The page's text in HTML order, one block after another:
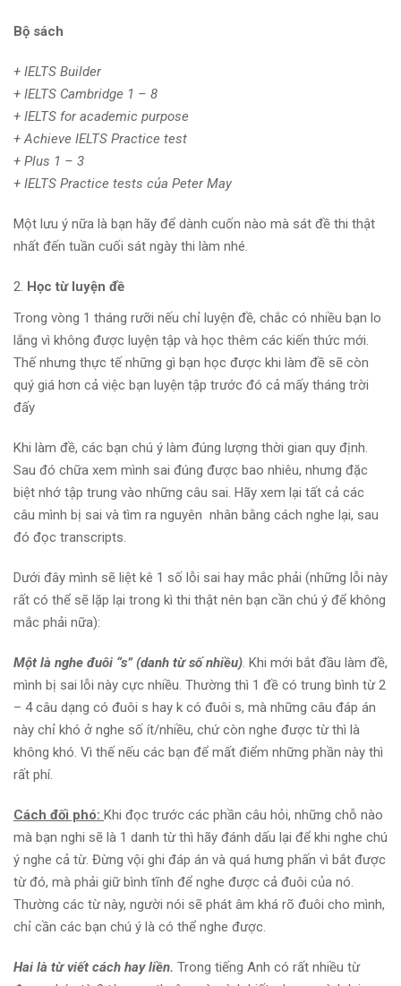
Bộ sách
+ IELTS Builder
+ IELTS Cambridge 1 – 8
+ IELTS for academic purpose
+ Achieve IELTS Practice test
+ Plus 1 – 3
+ IELTS Practice tests của Peter May
Một lưu ý nữa là bạn hãy để dành cuốn nào mà sát đề thi thật
nhất đến tuần cuối sát ngày thi làm nhé.
Học từ luyện đề
Trong vòng 1 tháng rưỡi nếu chỉ luyện đề, chắc có nhiều bạn lo
lắng vì không được luyện tập và học thêm các kiến thức mới.
Thế nhưng thực tế những gì bạn học được khi làm đề sẽ còn
quý giá hơn cả việc bạn luyện tập trước đó cả mấy tháng trời
đấy
Khi làm đề, các bạn chú ý làm đúng lượng thời gian quy định.
Sau đó chữa xem mình sai đúng được bao nhiêu, nhưng đặc
biệt nhớ tập trung vào những câu sai. Hãy xem lại tất cả các
câu mình bị sai và tìm ra nguyên nhân bằng cách nghe lại, sau
đó đọc transcripts.
Dưới đây mình sẽ liệt kê 1 số lỗi sai hay mắc phải (những lỗi này
rất có thể sẽ lặp lại trong kì thi thật nên bạn cần chú ý để không
mắc phải nữa):
Một là nghe đuôi “s” (danh từ số nhiều) . Khi mới bắt đầu làm đề,
mình bị sai lỗi này cực nhiều. Thường thì 1 đề có trung bình từ 2
– 4 câu dạng có đuôi s hay k có đuôi s, mà những câu đáp án
này chỉ khó ở nghe số ít/nhiều, chứ còn nghe được từ thì là
không khó. Vì thế nếu các bạn để mất điểm những phần này thì
rất phí.
Cách đối phó: Khi đọc trước các phần câu hỏi, những chỗ nào
mà bạn nghi sẽ là 1 danh từ thì hãy đánh dấu lại để khi nghe chú
ý nghe cả từ. Đừng vội ghi đáp án và quá hưng phấn vì bắt được
từ đó, mà phải giữ bình tĩnh để nghe được cả đuôi của nó.
Thường các từ này, người nói sẽ phát âm khá rõ đuôi cho mình,
chỉ cần các bạn chú ý là có thể nghe được.
Hai là từ viết cách hay liền. Trong tiếng Anh có rất nhiều từ